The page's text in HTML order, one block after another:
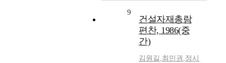
9
건설자재총람
편찬, 1986(중
간)
김원길 ,최민권 ,정시